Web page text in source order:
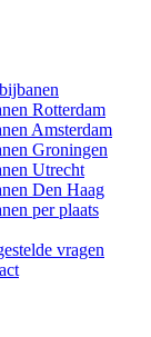
Rotterdam
Amsterdam
Groningen
Utrecht
Den Haag
per plaats
vragen